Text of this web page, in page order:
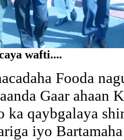
wafti....
Fooda
Gaar ahaan
ka qaybgalaya
iyo